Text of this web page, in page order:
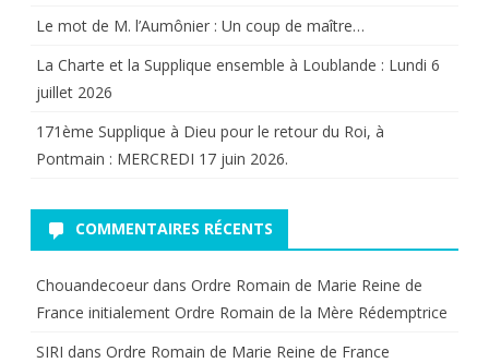
Le mot de M. l’Aumônier : Un coup de maître…
La Charte et la Supplique ensemble à Loublande : Lundi 6
juillet 2026
171ème Supplique à Dieu pour le retour du Roi, à
Pontmain : MERCREDI 17 juin 2026.
COMMENTAIRES RÉCENTS
Chouandecoeur dans Ordre Romain de Marie Reine de
France initialement Ordre Romain de la Mère Rédemptrice
SIRI dans Ordre Romain de Marie Reine de France